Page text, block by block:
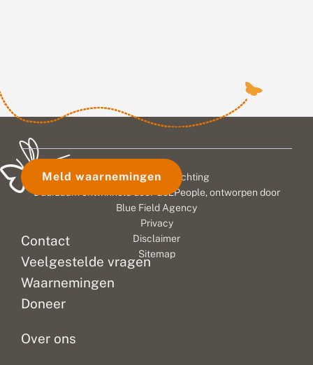
Contact
Veelgestelde vragen
Waarnemingen
Doneer
Over ons
Meld waarnemingen
© 2026 Vlinderstichting
Duurzaam ontwikkeld doorGo2People, ontworpen door
Blue Field Agency
Privacy
Disclaimer
Sitemap